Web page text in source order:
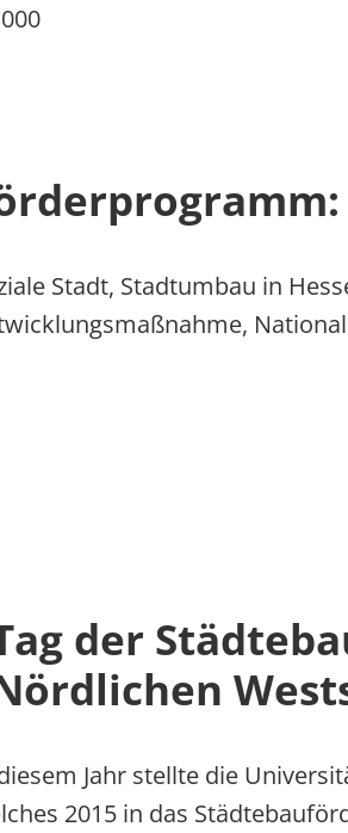
Stadt, Stadtumbau in
der
Jahr stellte die
2015 in das